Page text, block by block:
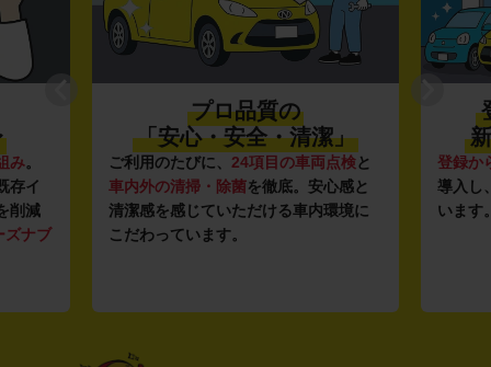
み。
存イ
削減
ズナブ
プロ品質の
「安心・安全・清潔」
ご利用のたびに、 24項目の車両点検と
車内外の清掃・除菌を徹底。安心感と
清潔感を感じていただける車内環境に
こだわっています。
登録か
導入し
います